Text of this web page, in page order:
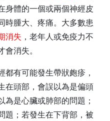
身體的一個或兩個神經皮
時腫大、疼痛。大多數患
消失 ，老年人或免疫力不
會消失。
都有可能發生帶狀皰疹，
在頭部，會誤以為是偏頭
為是心臟或肺部的問題；
題；若發生在下背部，被